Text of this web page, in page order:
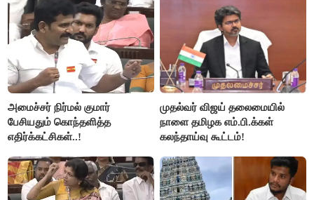
அமைச்சர் நிர்மல் குமார்
பேசியதும் கொந்தளித்த
எதிர்க்கட்சிகள்..!
முதல்வர் விஜய் தலைமையில்
நாளை தமிழக எம்.பி.க்கள்
கலந்தாய்வு கூட்டம்!